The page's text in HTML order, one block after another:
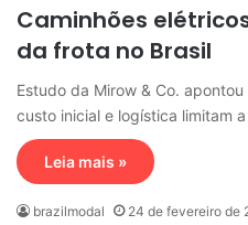
Caminhões
da frota no Brasil
Estudo da Mirow & Co.
custo inicial e logística limitam
Leia mais »
brazilmodal 24 de fevereiro de